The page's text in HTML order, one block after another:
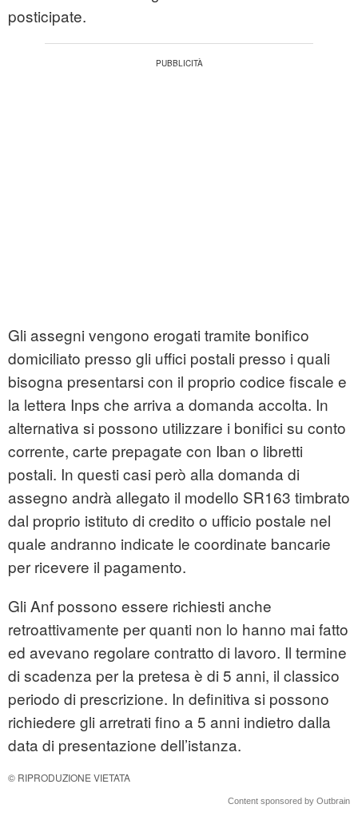
posticipate.
Gli assegni vengono erogati tramite bonifico
domiciliato presso gli uffici postali presso i quali
bisogna presentarsi con il proprio codice fiscale e
la lettera Inps che arriva a domanda accolta. In
alternativa si possono utilizzare i bonifici su conto
corrente, carte prepagate con Iban o libretti
postali. In questi casi però alla domanda di
assegno andrà allegato il modello SR163 timbrato
dal proprio istituto di credito o ufficio postale nel
quale andranno indicate le coordinate bancarie
per ricevere il pagamento.
Gli Anf possono essere richiesti anche
retroattivamente per quanti non lo hanno mai fatto
ed avevano regolare contratto di lavoro. Il termine
di scadenza per la pretesa è di 5 anni, il classico
periodo di prescrizione. In definitiva si possono
richiedere gli arretrati fino a 5 anni indietro dalla
data di presentazione dell’istanza.
© RIPRODUZIONE VIETATA
Content sponsored by Outbrain